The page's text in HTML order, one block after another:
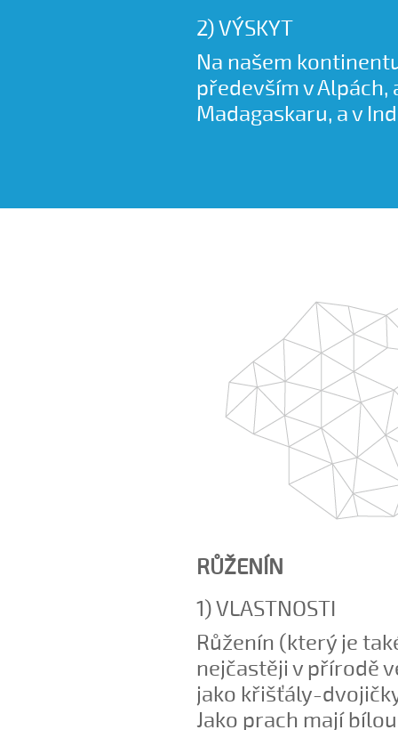
2) VÝSKYT
Na našem
především v Alpách,
Madagaskaru, a v
RŮŽENÍN
1) VLASTNOSTI
Růženín (který je
nejčastěji v přírodě
jako křišťály-
Jako prach mají